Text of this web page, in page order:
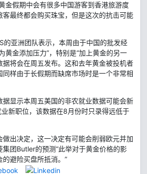
金假期中会有很多中国游客到香港旅游度
客最终都会购买珠宝，但是这次的抗击可能
的亚洲团队表示，本周由于中国的批发经
黄金添加压力”，特别是“加上黄金的另一
据将会在周五发布。这和去年黄金被投机者
同样由于长假期而缺席市场时是一个非常相
据显示本周五美国的非农就业数据可能会新
新职位，该数据在8月份时只录得远低于
做出决定，这一决定有可能会削弱欧元并加
集团Butler的预测“此举对于黄金价格的影
避险买盘所抵消。”